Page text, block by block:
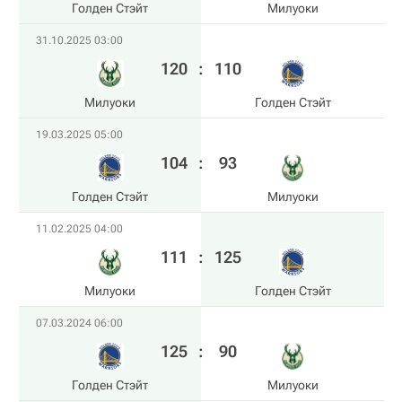
Голден Стэйт Милуоки
31.10.2025 03:00
Милуоки
120 : 110
Голден Стэйт
19.03.2025 05:00
Голден Стэйт
104 : 93
Милуоки
11.02.2025 04:00
Милуоки
111 : 125
Голден Стэйт
07.03.2024 06:00
Голден Стэйт
125 : 90
Милуоки